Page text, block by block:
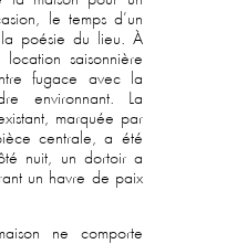
le temps d’un
la poésie du lieu. À
saisonnière
fugace avec la
environnant. La
marquée par
centrale, a été
nuit, un dortoir a
un havre de paix
ne comporte